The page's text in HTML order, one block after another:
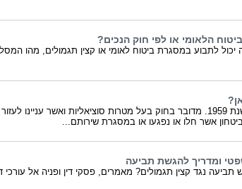
הלאומי או לפי חוק הנכים?
יכול לתבוע במסגרת ביטוח לאומי או קצין תגמולים, מהו
חוק הנכים נכנס לתוקפו בשנת 1959. מדובר בחוק בעל מטרות סוציאליות ואשר עניינו לעזור
אשר חלו או נפגעו או במסגרת שירותם...
ומדריך להגשת תביעה
תביעה נגד קצין תגמולים? מאמרים, פסקי דין ופניה אל עורכי